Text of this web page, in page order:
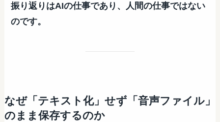
振り返りはAIの仕事であり、人間の仕事ではない
のです。
なぜ「テキスト化」せず「音声ファイル」
のまま保存するのか